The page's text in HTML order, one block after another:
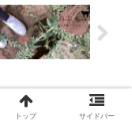
トップ サイドバー